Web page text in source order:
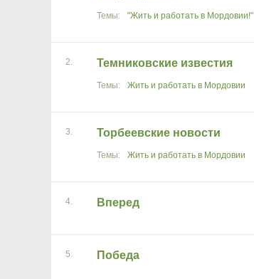
"Жить и работать в Мордовии!"
2. Темниковские известия
Жить и работать в Мордовии
3. Торбеевские новости
Жить и работать в Мордовии
4. Вперед
5. Победа